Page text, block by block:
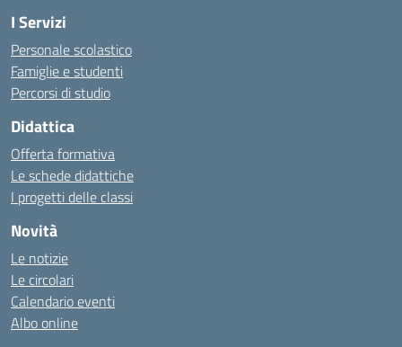
I Servizi
Personale scolastico
Famiglie e studenti
Percorsi di studio
Didattica
Offerta formativa
Le schede didattiche
I progetti delle classi
Novità
Le notizie
Le circolari
Calendario eventi
Albo online